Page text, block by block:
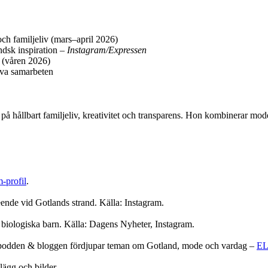
familjeliv (mars–april 2026)
inspiration – Instagram/Expressen
2026)
samarbeten
hållbart familjeliv, kreativitet och transparens. Hon kombinerar
profil.
vid Gotlands strand. Källa: Instagram.
barn. Källa: Dagens Nyheter, Instagram.
& bloggen fördjupar teman om Gotland, mode och vardag –